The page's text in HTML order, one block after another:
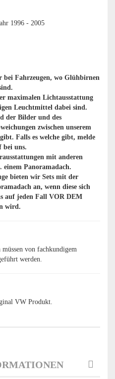
1996 - 2005
bei Fahrzeugen, wo Glühbirnen
maximalen Lichtausstattung
Leuchtmittel dabei sind.
der Bilder und des
zwischen unserem
Falls es welche gibt, melde
bei uns.
mit anderen
einem Panoramadach.
bieten wir Sets mit der
an, wenn diese sich
auf jeden Fall VOR DEM
wird.
von fachkundigem
werden.
VW Produkt.